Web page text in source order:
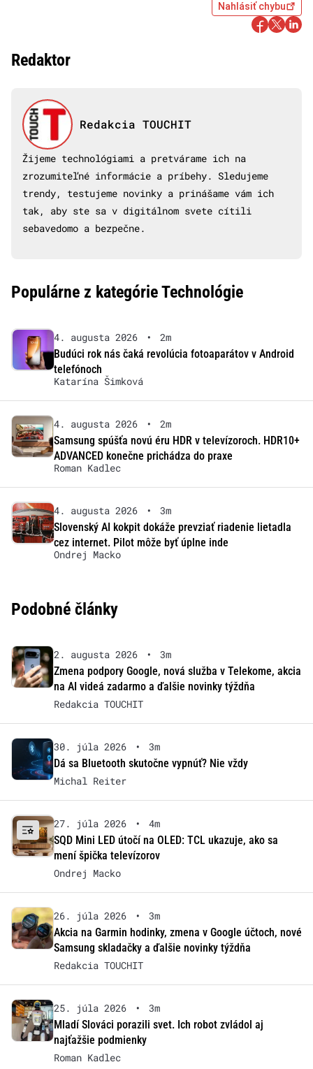
Nahlásiť chybu
Redaktor
Redakcia TOUCHIT
Žijeme technológiami a pretvárame ich na
zrozumiteľné informácie a príbehy. Sledujeme
trendy, testujeme novinky a prinášame vám ich
tak, aby ste sa v digitálnom svete cítili
sebavedomo a bezpečne.
Populárne z kategórie Technológie
4. augusta 2026 •
2m
Budúci rok nás čaká revolúcia fotoaparátov v Android
telefónoch
Katarína Šimková
4. augusta 2026 •
2m
Samsung spúšťa novú éru HDR v televízoroch. HDR10+
ADVANCED konečne prichádza do praxe
Roman Kadlec
4. augusta 2026 •
3m
Slovenský AI kokpit dokáže prevziať riadenie lietadla
cez internet. Pilot môže byť úplne inde
Ondrej Macko
Podobné články
2. augusta 2026 •
3m
Zmena podpory Google, nová služba v Telekome, akcia
na AI videá zadarmo a ďalšie novinky týždňa
Redakcia TOUCHIT
30. júla 2026 •
3m
Dá sa Bluetooth skutočne vypnúť? Nie vždy
Michal Reiter
27. júla 2026 •
4m
SQD Mini LED útočí na OLED: TCL ukazuje, ako sa
mení špička televízorov
Ondrej Macko
26. júla 2026 •
3m
Akcia na Garmin hodinky, zmena v Google účtoch, nové
Samsung skladačky a ďalšie novinky týždňa
Redakcia TOUCHIT
25. júla 2026 •
3m
Mladí Slováci porazili svet. Ich robot zvládol aj
najťažšie podmienky
Roman Kadlec